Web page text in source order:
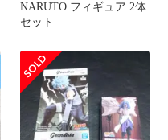
NARUTO フィギュア 2体
セット